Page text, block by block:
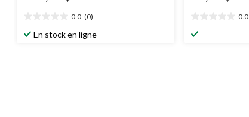
0.0 (0)
étoile(s)
En stock en ligne
0.0
étoile(s)